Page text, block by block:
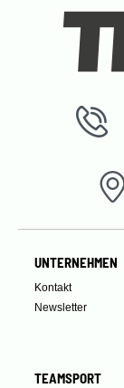
UNTERNEHMEN
Kontakt
Newsletter
TEAMSPORT